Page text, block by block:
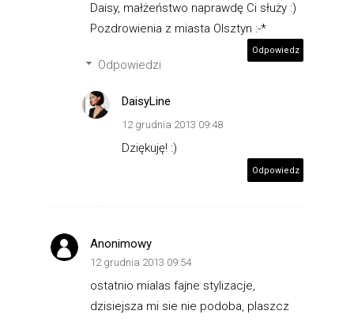
Daisy, małżeństwo naprawdę Ci służy :)
Pozdrowienia z miasta Olsztyn :-*
Odpowiedz
Odpowiedzi
DaisyLine
12 grudnia 2013 09:48
Dziękuję! :)
Odpowiedz
Anonimowy
12 grudnia 2013 09:54
ostatnio mialas fajne stylizacje,
dzisiejsza mi sie nie podoba, plaszcz